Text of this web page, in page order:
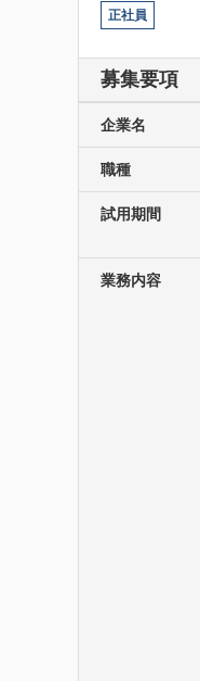
正社員
募集要項
企業名
職種
試用期間
業務内容